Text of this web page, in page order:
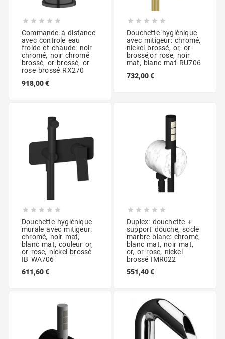
    
Commande à distance
avec controle eau
froide et chaude: noir
chromé, noir chromé
brossé, or brossé, or
rose brossé RX270
918,00 €
    
Douchette hygiènique
avec mitigeur: chromé,
nickel brossé, or, or
brossé,or rose, noir
mat, blanc mat RU706
732,00 €
    
Douchette hygiénique
murale avec mitigeur:
chromé, noir mat,
blanc mat, couleur or,
or rose, nickel brossé
IB WA706
611,60 €
    
Duplex: douchette +
support douche, socle
marbre blanc: chromé,
blanc mat, noir mat,
or, or rose, nickel
brossé IMR022
551,40 €